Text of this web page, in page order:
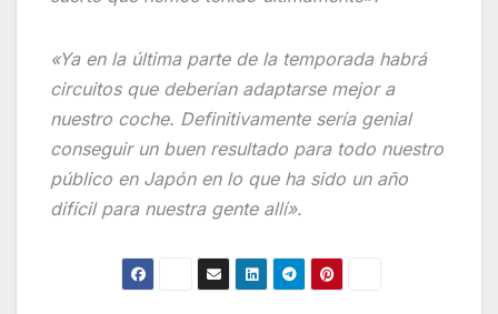
«Ya en la última parte de la temporada habrá
circuitos que deberían adaptarse mejor a
nuestro coche. Definitivamente sería genial
conseguir un buen resultado para todo nuestro
público en Japón en lo que ha sido un año
difícil para nuestra gente allí».